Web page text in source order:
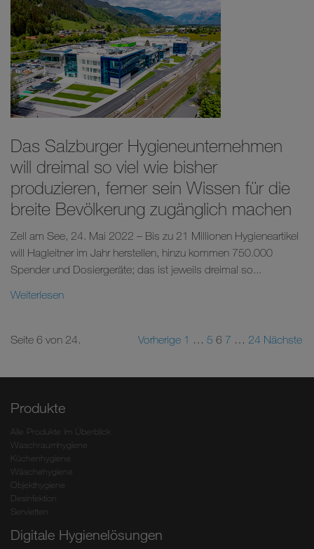
Das Salzburger Hygieneunternehmen
will dreimal so viel wie bisher
produzieren, ferner sein Wissen für die
breite Bevölkerung zugänglich machen
Zell am See, 24. Mai 2022 – Bis zu 21 Millionen Hygieneartikel
will Hagleitner im Jahr herstellen, hinzu kommen 750.000
Spender und Dosiergeräte; das ist jeweils dreimal so...
Weiterlesen
Seite 6 von 24. Vorherige 1 … 5 6 7 … 24 Nächste
Produkte
Alle Produkte im Überblick
Waschraumhygiene
Küchenhygiene
Wäschehygiene
Objekthygiene
Desinfektion
Servietten
Digitale Hygienelösungen